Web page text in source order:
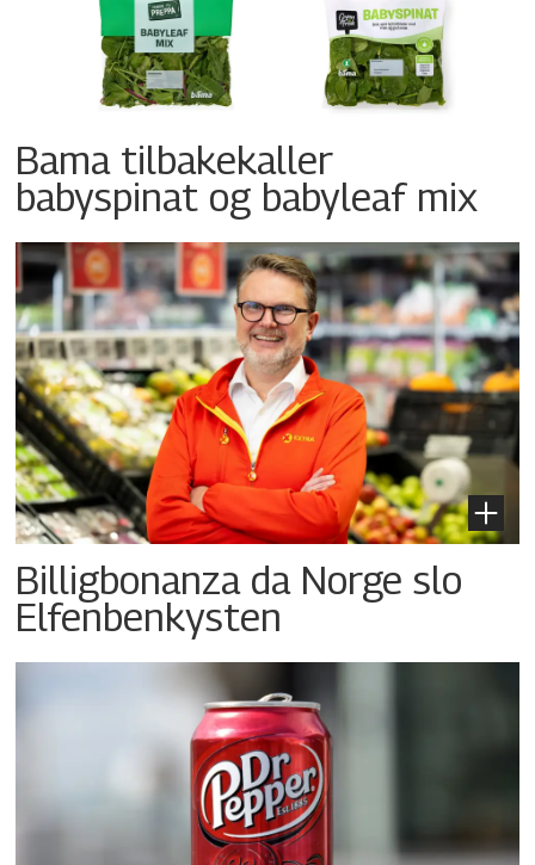
Bama tilbakekaller
babyspinat og babyleaf mix
Billigbonanza da Norge slo
Elfenbenkysten